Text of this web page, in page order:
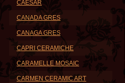
CAESAR
CANADA GRES
CANAGA GRES
CAPRI CERAMICHE
CARAMELLE MOSAIC
CARMEN CERAMIC ART